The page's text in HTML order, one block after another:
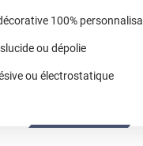
100%
ou dépolie
ou électrostatique